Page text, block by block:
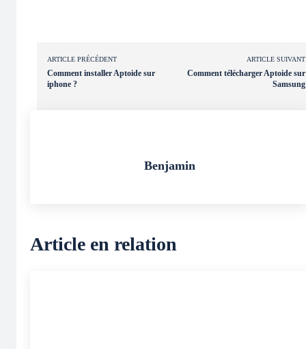
ARTICLE PRÉCÉDENT
Comment installer Aptoide sur
iphone ?
ARTICLE SUIVANT
Comment télécharger Aptoide sur
Samsung
Benjamin
Article en relation